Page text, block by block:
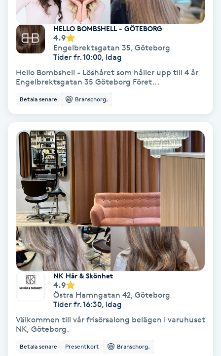
BIAB
Blowout
Bottenfärg
Brynfärgning
Brynplockning
Bröllopsuppsättning
Celluliter
Coachning
Color correction
Damklippning
HELLO BOMBSHELL - GÖTEBORG
4.9
Engelbrektsgatan 35, Göteborg
Tider fr. 10:00, Idag
Hello Bombshell - Löshåret som håller upp till 4 år
Engelbrektsgatan 35 Göteborg Föret...
Betala senare Branschorg.
NK Hår & Skönhet
4.9
Östra Hamngatan 42, Göteborg
Tider fr. 16:30, Idag
Välkommen till vår frisörsalong belägen i varuhuset
NK, Göteborg.
Betala senare Presentkort Branschorg.